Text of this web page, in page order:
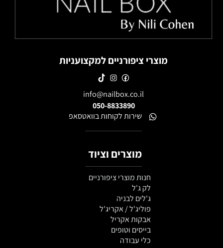
מוצרי ציפורניים למקצועניות
info@nailbox.co.il
050-8833890
שירות לקוחות בוואטסאפ
מוצרים וציוד
חנות מוצרי ציפורניים
לק ג'ל
ג'לים לבניה
פוליג'ל / אקריג'ל
אבקות אקריל
בייסים וטופים
כלי עבודה